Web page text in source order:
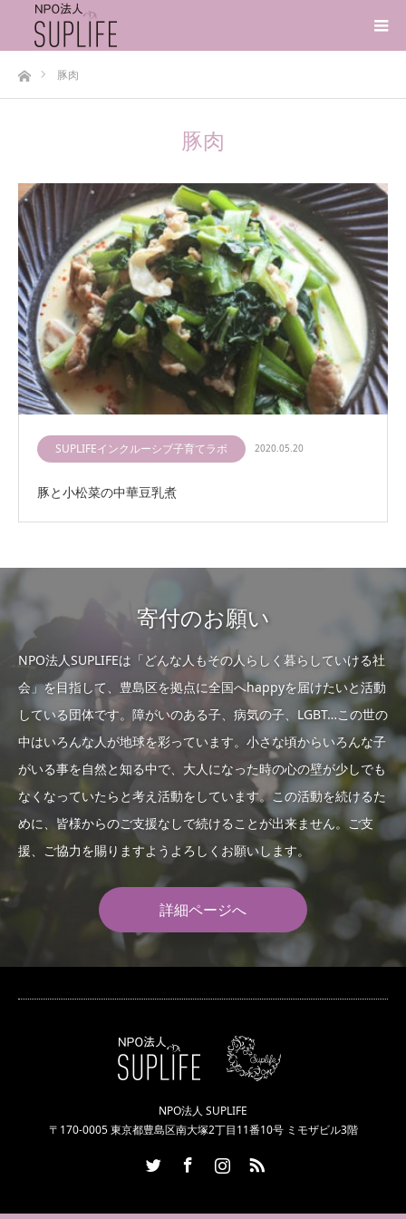
ホーム豚肉
豚肉
SUPLIFEインクルーシブ子育てラボ 2020.05.20
豚と小松菜の中華豆乳煮
寄付のお願い
NPO法人SUPLIFEは「どんな人もその人らしく暮らしていける社
会」を目指して、豊島区を拠点に全国へhappyを届けたいと活動
している団体です。障がいのある子、病気の子、LGBT…この世の
中はいろんな人が地球を彩っています。小さな頃からいろんな子
がいる事を自然と知る中で、大人になった時の心の壁が少しでも
なくなっていたらと考え活動をしています。この活動を続けるた
めに、皆様からのご支援なしで続けることが出来ません。ご支
援、ご協力を賜りますようよろしくお願いします。
詳細ページへ
NPO法人 SUPLIFE
〒170-0005 東京都豊島区南大塚2丁目11番10号 ミモザビル3階